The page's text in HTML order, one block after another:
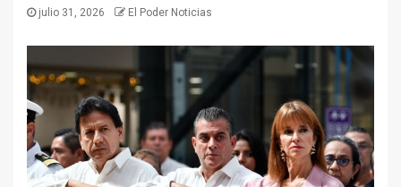
julio 31, 2026 El Poder Noticias